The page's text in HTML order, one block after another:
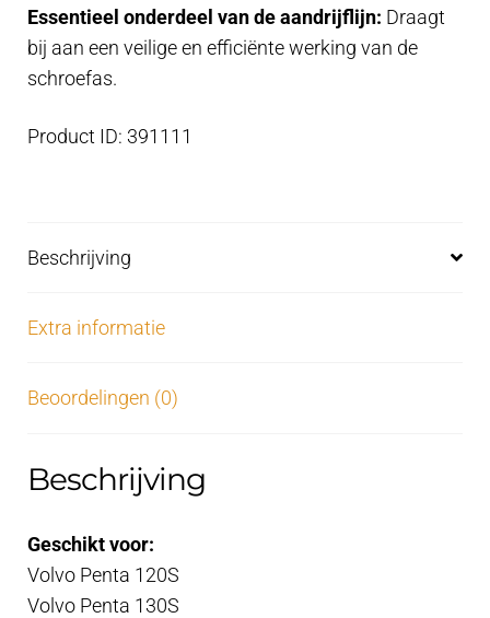
Essentieel onderdeel van de aandrijflijn: Draagt
bij aan een veilige en efficiënte werking van de
schroefas.
Product ID: 391111
Beschrijving
Extra informatie
Beoordelingen (0)
Beschrijving
Geschikt voor:
Volvo Penta 120S
Volvo Penta 130S